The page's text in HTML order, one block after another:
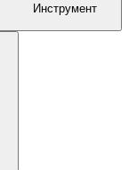
Инструмент